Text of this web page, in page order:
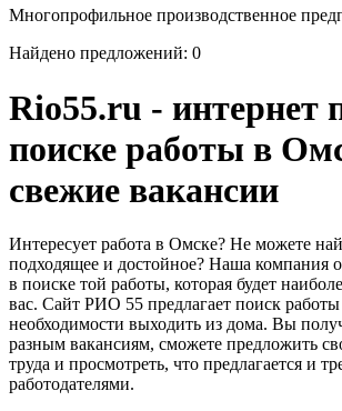
Многопрофильное производственное
Найдено предложений: 0
Rio55.ru - интернет
поиске работы в
свежие вакансии
Интересует работа в Омске? Не можете
подходящее и достойное? Наша компания
в поиске той работы, которая будет
вас. Сайт РИО 55 предлагает поиск
необходимости выходить из дома. Вы
разным вакансиям, сможете предложить
труда и просмотреть, что предлагается и
работодателями.